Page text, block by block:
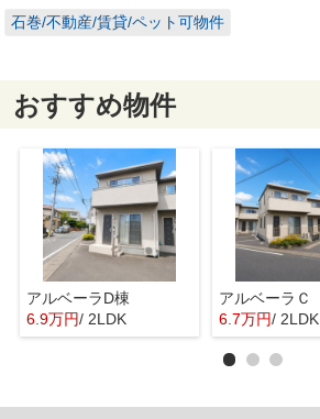
石巻/不動産/賃貸/ペット可物件
おすすめ物件
アルベーラD棟
6.9万円/ 2LDK
アルベーラＣ
6.7万円/ 2LDK